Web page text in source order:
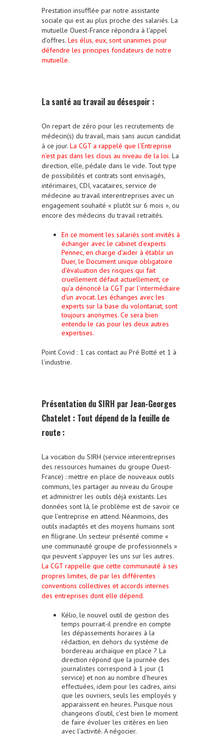
Prestation insufflée par notre assistante
sociale qui est au plus proche des salariés. La
mutuelle Ouest-France répondra à l’appel
d’offres. Les élus, eux, sont unanimes pour
défendre les principes fondateurs de notre
mutuelle.
La santé au travail au désespoir :
On repart de zéro pour les recrutements de
médecin(s) du travail, mais sans aucun candidat
à ce jour. La CGT a rappelé que l’Entreprise
n’est pas dans les clous au niveau de la loi. La
direction, elle, pédale dans le vide. Tout type
de possibilités et contrats sont envisagés,
intérimaires, CDI, vacataires, service de
médecine au travail interentreprises avec un
engagement souhaité « plutôt sur 6 mois », ou
encore des médecins du travail retraités.
En ce moment les salariés sont invités à
échanger avec le cabinet d’experts
Pennec, en charge d’aider à établir un
Duer, le Document unique obligatoire
d’évaluation des risques qui fait
cruellement défaut actuellement, ce
qu’a dénoncé la CGT par l’intermédiaire
d’un avocat. Les échanges avec les
experts sur la base du volontariat, sont
toujours anonymes. Ce sera bien
entendu le cas pour les deux autres
expertises.
Point Covid : 1 cas contact au Pré Botté et 1 à
l’industrie.
Présentation du SIRH par Jean-Georges
Chatelet : Tout dépend de la feuille de
route :
La vocation du SIRH (service interentreprises
des ressources humaines du groupe Ouest-
France) : mettre en place de nouveaux outils
communs, les partager au niveau du Groupe
et administrer les outils déjà existants. Les
données sont là, le problème est de savoir ce
que l’entreprise en attend. Néanmoins, des
outils inadaptés et des moyens humains sont
en filigrane. Un secteur présenté comme «
une communauté groupe de professionnels »
qui peuvent s’appuyer les uns sur les autres.
La CGT rappelle que cette communauté à ses
propres limites, de par les différentes
conventions collectives et accords internes
des entreprises dont elle dépend.
Kélio, le nouvel outil de gestion des
temps pourrait-il prendre en compte
les dépassements horaires à la
rédaction, en dehors du système de
bordereau archaïque en place ? La
direction répond que la journée des
journalistes correspond à 1 jour (1
service) et non au nombre d’heures
effectuées, idem pour les cadres, ainsi
que les ouvriers, seuls les employés y
apparaissent en heures. Puisque nous
changeons d’outil, c’est bien le moment
de faire évoluer les critères en lien
avec l’activité. A négocier.